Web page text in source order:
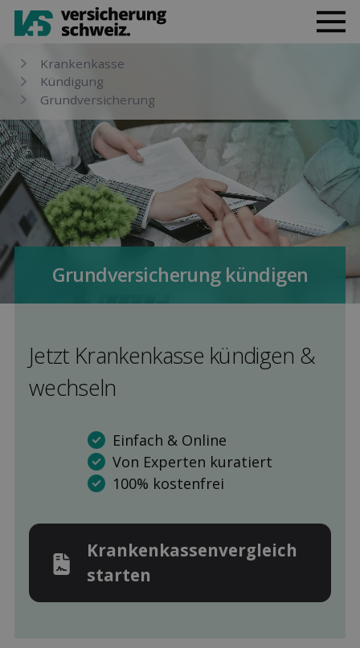
Kranken­kasse
Kündi­gung
Grund­versicherung
Grund­versicherung kündigen
Jetzt Kranken­kasse kündigen &
wechseln
Einfach & Online
Von Experten kuratiert
100% kostenfrei
Kranken­kassen­vergleich
starten